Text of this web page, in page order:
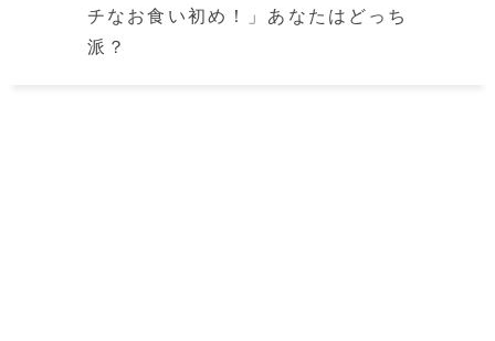
チなお食い初め！」あなたはどっち
派？